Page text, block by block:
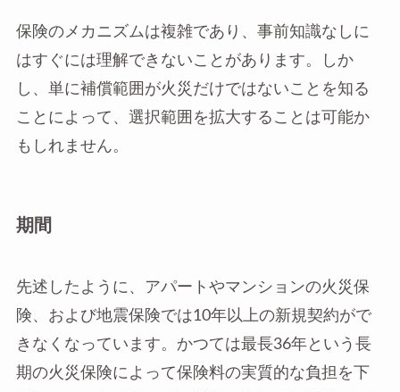
保険のメカニズムは複雑であり、事前知識なしに
はすぐには理解できないことがあります。しか
し、単に補償範囲が火災だけではないことを知る
ことによって、選択範囲を拡大することは可能か
もしれません。
期間
先述したように、アパートやマンションの火災保
険、および地震保険では10年以上の新規契約がで
きなくなっています。かつては最長36年という長
期の火災保険によって保険料の実質的な負担を下